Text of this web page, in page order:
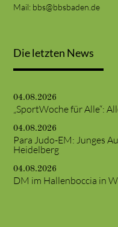
Mail: bbs@bbsbaden.de
Die letzten News
04.08.2026
„SportWoche für Alle“:
04.08.2026
Para Judo-EM: Junges
Heidelberg
04.08.2026
DM im Hallenboccia in